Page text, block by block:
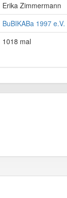
Erika Zimmermann
BuBIKABa 1997 e.V.
1018 mal